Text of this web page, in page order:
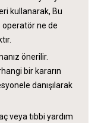
kullanarak, Bu
operatör ne de
önerilir.
bir kararın
danışılarak
veya tıbbi yardım